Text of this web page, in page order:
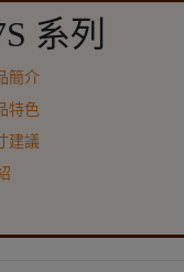
系列
簡介
特色
建議